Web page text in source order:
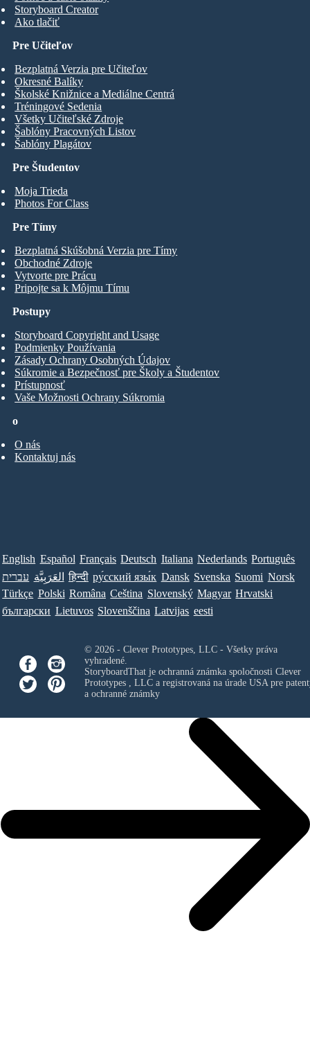
Storyboard Creator
Ako tlačiť
Pre Študentov
Moja Trieda
Photos For Class
Pre Učiteľov
Bezplatná Verzia pre Učiteľov
Okresné Balíky
Školské Knižnice a Mediálne Centrá
Tréningové Sedenia
Všetky Učiteľské Zdroje
Šablóny Pracovných Listov
Šablóny Plagátov
Pre Tímy
Bezplatná Skúšobná Verzia pre Tímy
Obchodné Zdroje
Vytvorte pre Prácu
Pripojte sa k Môjmu Tímu
o
O nás
Kontaktuj nás
Postupy
Storyboard Copyright and Usage
Podmienky Používania
Zásady Ochrany Osobných Údajov
Súkromie a Bezpečnosť pre Školy a Študentov
Prístupnosť
Vaše Možnosti Ochrany Súkromia
English Español Français Deutsch Italiana Nederlands Português
עברית العَرَبِيَّة हिन्दी ру́сский язы́к Dansk Svenska Suomi Norsk
Türkçe Polski Româna Ceština Slovenský Magyar Hrvatski
български Lietuvos Slovenščina Latvijas eesti
© 2026 - Clever Prototypes, LLC - Všetky práva
vyhradené.
StoryboardThat je ochranná známka spoločnosti Clever
Prototypes , LLCa registrovaná na úrade USA pre
a ochranné známky